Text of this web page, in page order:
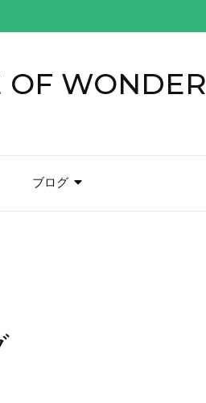
OF WONDER
ブログ